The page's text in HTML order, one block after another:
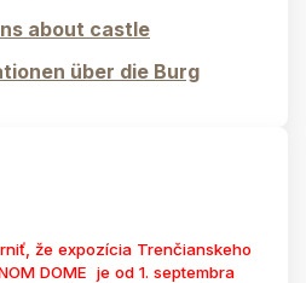
about castle
über die Burg
že expozícia Trenčianskeho
DOME je od 1. septembra